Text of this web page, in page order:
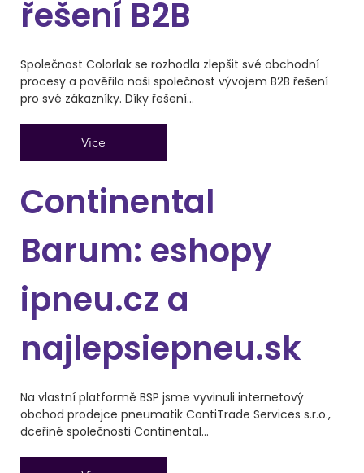
Společnost Colorlak se rozhodla zlepšit své obchodní
procesy a pověřila naši společnost vývojem B2B řešení
pro své zákazníky. Díky řešení...
Více
řešení B2B
Na vlastní platformě BSP jsme vyvinuli internetový
obchod prodejce pneumatik ContiTrade Services s.r.o.,
dceřiné společnosti Continental...
Continental
Barum: eshopy
ipneu.cz a
najlepsiepneu.sk